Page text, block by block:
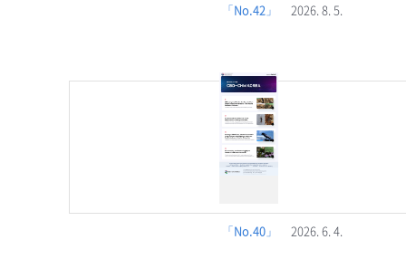
「No.42」 2026. 8. 5.
「No.40」 2026. 6. 4.